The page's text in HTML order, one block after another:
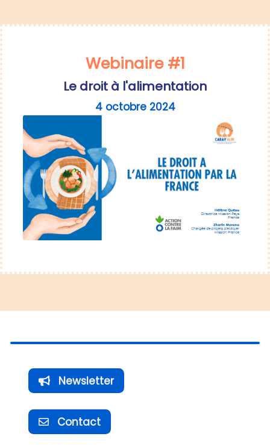
Webinaire #1
Le droit à l'alimentation
4 octobre 2024
Newsletter
Contact